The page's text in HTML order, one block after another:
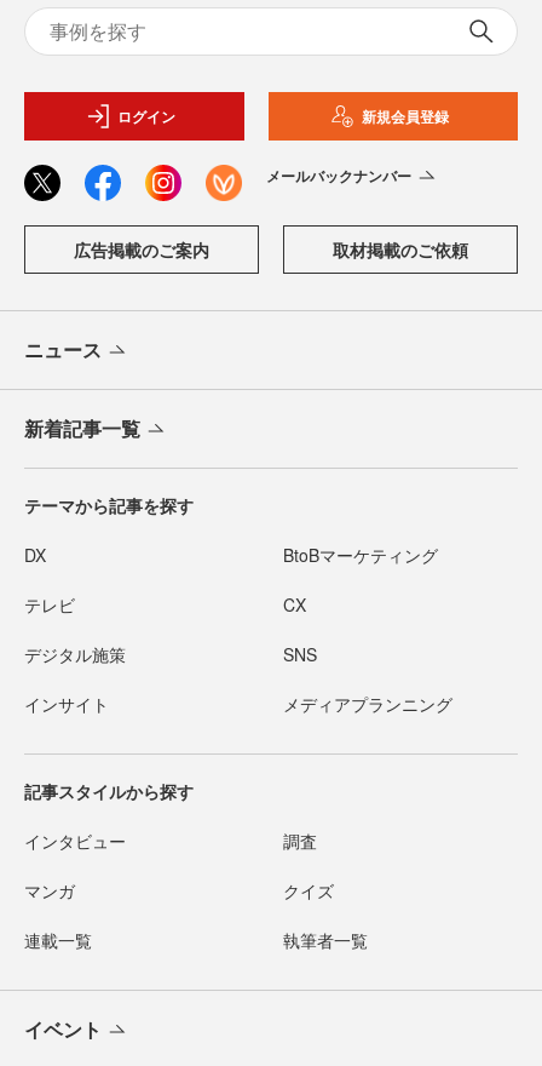
ログイン 新規会員登録
メールバックナンバー
広告掲載のご案内 取材掲載のご依頼
ニュース
新着記事一覧
テーマから記事を探す
DX BtoBマーケティング
テレビ CX
デジタル施策 SNS
インサイト メディアプランニング
記事スタイルから探す
インタビュー 調査
マンガ クイズ
連載一覧 執筆者一覧
イベント